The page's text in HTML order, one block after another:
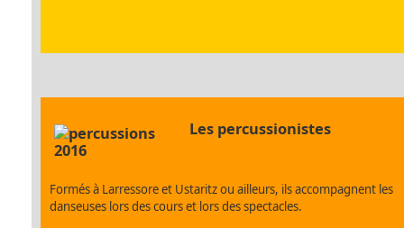
Les percussionistes
Formés à Larressore et Ustaritz ou ailleurs, ils accompagnent les
danseuses lors des cours et lors des spectacles.